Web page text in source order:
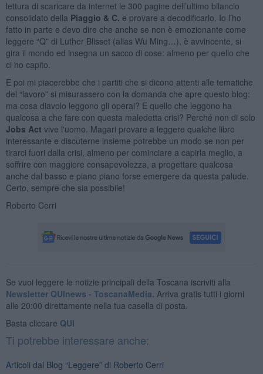
lettura di scaricare da internet le 300 pagine dell’ultimo bilancio
consolidato della Piaggio & C. e provare a decodificarlo. Io l’ho
fatto in parte e devo dire che anche se non è emozionante come
leggere “Q” di Luther Blisset (alias Wu Ming…), è avvincente, si
gira il mondo ed insegna un sacco di cose: almeno per quello che
ci ho capito.
E poi mi piacerebbe che i partiti che si dicono attenti alle tematiche
del “lavoro” si misurassero con la domanda che apre questo blog:
ma cosa diavolo leggono gli operai? E quello che leggono ha
qualcosa a che fare con questa maledetta crisi? Perché non di solo
Jobs Act vive l'uomo. Magari provare a leggere qualche libro
interessante e discuterne insieme potrebbe un modo se non per
tirarci fuori dalla crisi, almeno per cominciare a capirla meglio, a
soffrire con maggiore consapevolezza, a progettare qualcosa
anche dal basso e piano piano forse emergere da questa palude.
Certo, sempre che sia possibile!
Roberto Cerri
Se vuoi leggere le notizie principali della Toscana iscriviti alla
Newsletter QUInews - ToscanaMedia. Arriva gratis tutti i giorni
alle 20:00 direttamente nella tua casella di posta.
Basta cliccare QUI
Ti potrebbe interessare anche:
Articoli dal Blog “Leggere” di Roberto Cerri